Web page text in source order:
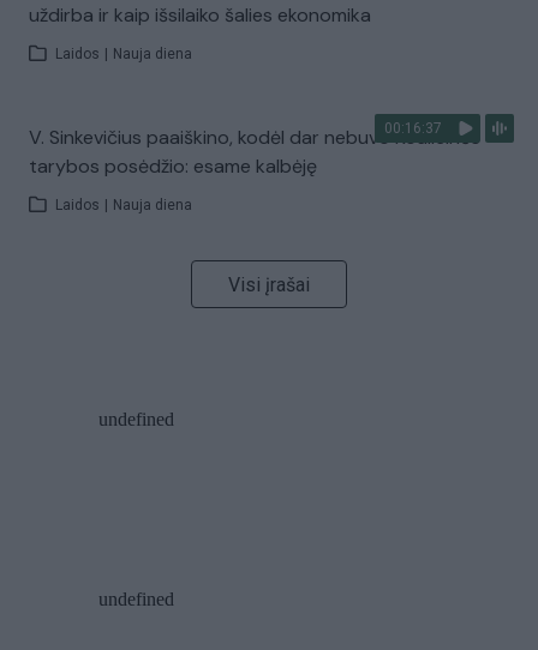
uždirba ir kaip išsilaiko šalies ekonomika
Laidos Nauja diena
00:16:37
V. Sinkevičius paaiškino, kodėl dar nebuvo Koalicinės
tarybos posėdžio: esame kalbėję
Laidos Nauja diena
Visi įrašai